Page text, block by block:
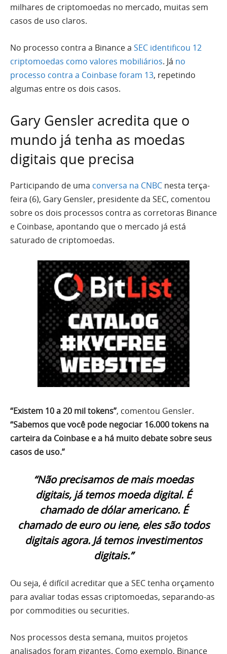
milhares de criptomoedas no mercado, muitas sem
casos de uso claros.
No processo contra a Binance a SEC identificou 12
criptomoedas como valores mobiliários. Já no
processo contra a Coinbase foram 13, repetindo
algumas entre os dois casos.
Gary Gensler acredita que o
mundo já tenha as moedas
digitais que precisa
Participando de uma conversa na CNBC nesta terça-
feira (6), Gary Gensler, presidente da SEC, comentou
sobre os dois processos contra as corretoras Binance
e Coinbase, apontando que o mercado já está
saturado de criptomoedas.
“Existem 10 a 20 mil tokens”, comentou Gensler.
“Sabemos que você pode negociar 16.000 tokens na
carteira da Coinbase e a há muito debate sobre seus
casos de uso.”
“Não precisamos de mais moedas
digitais, já temos moeda digital. É
chamado de dólar americano. É
chamado de euro ou iene, eles são todos
digitais agora. Já temos investimentos
digitais.”
Ou seja, é difícil acreditar que a SEC tenha orçamento
para avaliar todas essas criptomoedas, separando-as
por commodities ou securities.
Nos processos desta semana, muitos projetos
analisados foram gigantes. Como exemplo, Binance